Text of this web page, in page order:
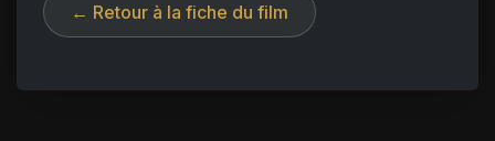
← Retour à la fiche du film